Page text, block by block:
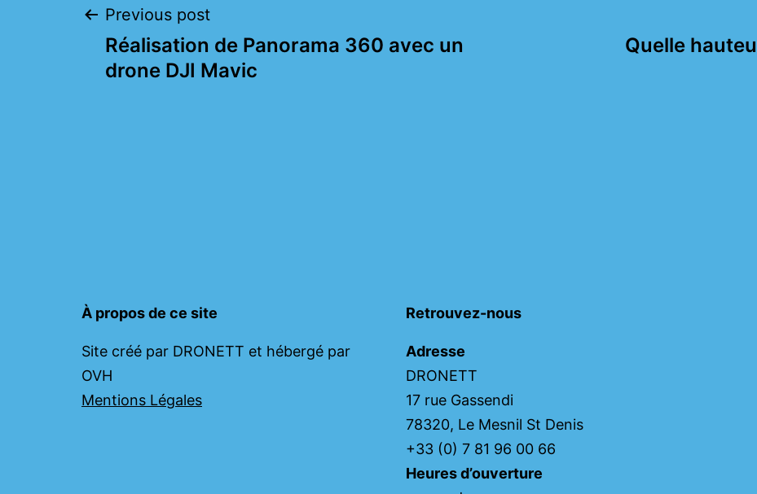
Post
navigation
Previous post
Réalisation de Panorama 360 avec un
drone DJI Mavic
Quelle
À propos de ce site
Site créé par DRONETT et hébergé par
OVH
Mentions Légales
Retrouvez-nous
Adresse
DRONETT
17 rue Gassendi
78320, Le Mesnil St Denis
+33 (0) 7 81 96 00 66
Heures d’ouverture